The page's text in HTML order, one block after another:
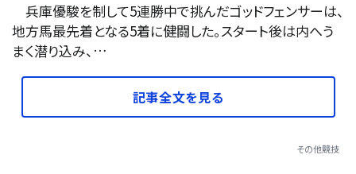
兵庫優駿を制して5連勝中で挑んだゴッドフェンサーは、
地方馬最先着となる5着に健闘した。スタート後は内へう
まく潜り込み、…
記事全文を見る
その他競技